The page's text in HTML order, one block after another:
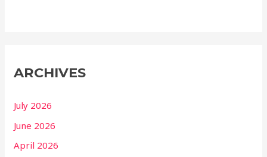
ARCHIVES
July 2026
June 2026
April 2026